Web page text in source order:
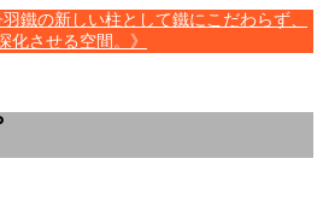
鐵の新しい柱として鐵にこだわらず、
化させる空間。》